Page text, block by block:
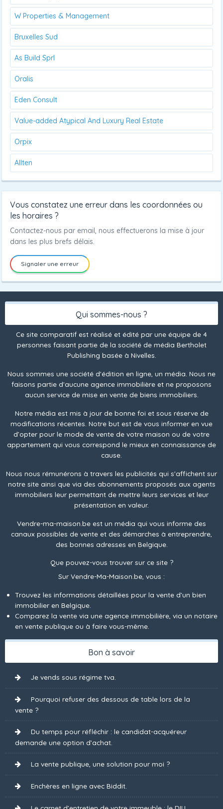
W Properties & Management
Bruxelles Sud
As Build Sprl
Oralis
Eden Consult
Value-added Atypical And Luxury Real Estate
Orpix
Allten
Vous constatez une erreur dans les coordonnées ou
les horaires ?
Contactez-nous par email, nous effectuerons la mise à jour
dans les plus brefs délais.
Signaler une erreur
Qui sommes-nous ?
Ce site comparatif est réalisé et édité par une équipe de 4
personnes faisant partie de la société de média Bertholet
Publishing basée à Nivelles.
Nous sommes une société d'édition en ligne, un média. Nous ne
faisons partie d'aucune agence immobilière et ne proposons
aucun service de mise en vente de biens immobiliers.
Notre média est mis à jour de bonne foi et sous réserve de
modifications récentes. Notre but est de vous informer en vue
d’opter pour le mode de vente de votre maison ou de votre
appartement qui vous correspond le mieux en connaissance de
cause.
Nous nous rémunérons à travers les publicités qui s'affichent sur
notre site ainsi que via des abonnements proposés aux agents
immobiliers leur permettant de mettre leurs services et leur
présentation en valeur.
Vendre-ma-maison.be est un média qui vous informe des
canaux possibles de vente et des démarches à entreprendre,
des bonnes adresses en Belgique.
Que pouvez-vous trouver sur ce site ?
Sur Vendre-Ma-Maison.be, vous :
Trouvez les informations détaillées pour la vente d’un bien
immobilier en Belgique.
Comparez la vente via une agence immobilière, via un notaire
en vente publique ou à faire vous-même.
Bon à savoir
Je vends sous régime tva.
Pourquoi refuser des dessous de table lors de la
vente ?
Du temps pour réfléchir : le candidat-acquéreur
demande une option d’achat.
La vente publique, une solution pour moi ?
Enchères en ligne avec Biddit.